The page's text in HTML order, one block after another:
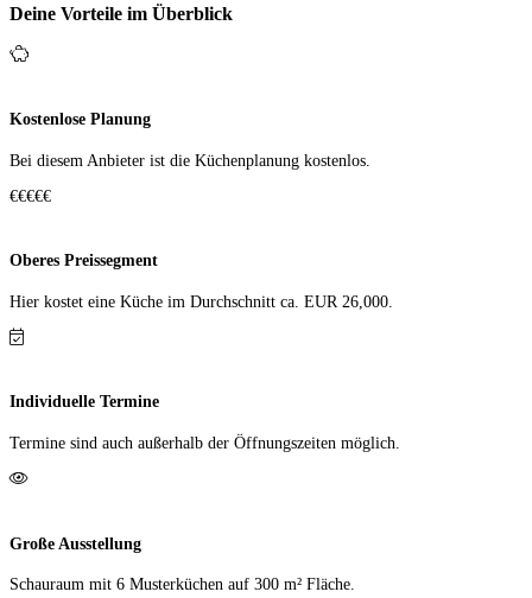
Deine Vorteile im Überblick
Kostenlose Planung
Bei diesem Anbieter ist die Küchen­planung kostenlos.
€€€€€
Oberes Preissegment
Hier kostet eine Küche im Durch­schnitt ca. EUR 26,000.
Individuelle Termine
Termine sind auch außerhalb der Öffnungs­zeiten möglich.
Große Ausstellung
Schauraum mit 6 Muster­küchen auf 300 m² Fläche.